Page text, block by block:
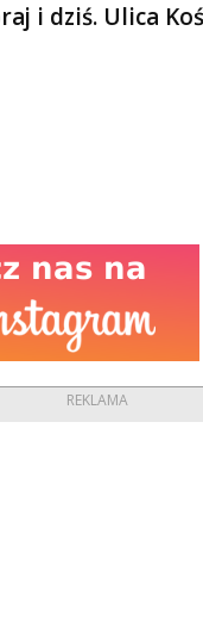
i dziś. Ulica
REKLAMA